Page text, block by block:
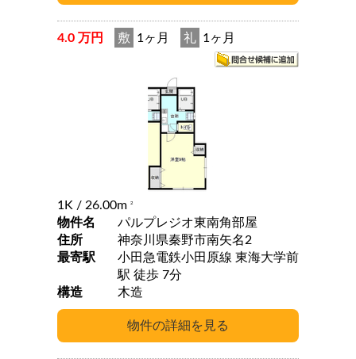
4.0 万円 敷 1ヶ月 礼 1ヶ月
1K / 26.00m 2
物件名
パルプレジオ東南角部屋
住所
神奈川県秦野市南矢名2
最寄駅
小田急電鉄小田原線 東海大学前
駅 徒歩 7分
構造
木造